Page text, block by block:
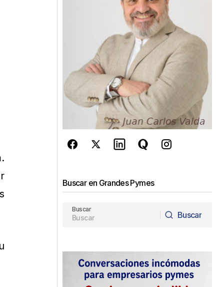
Buscar en Grandes Pymes
Buscar
Buscar